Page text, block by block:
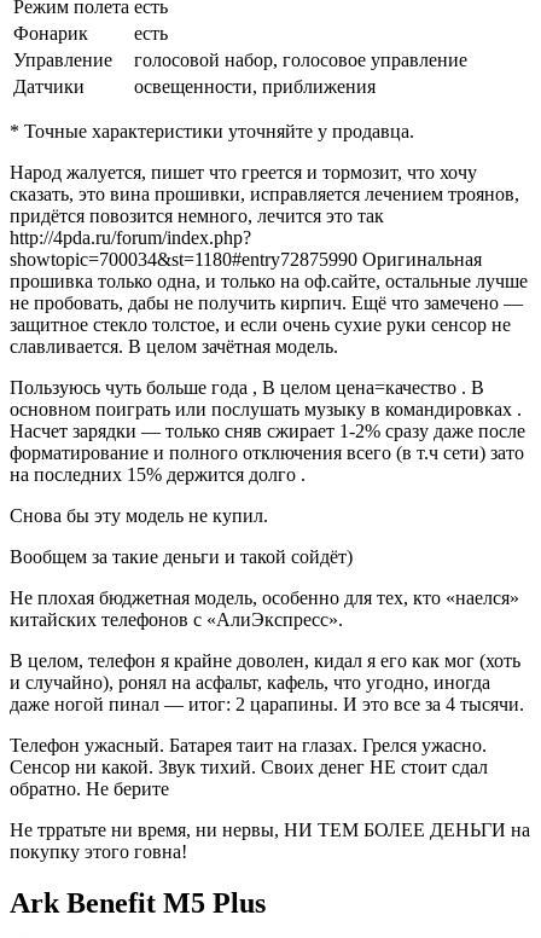
Режим полета есть
Фонарик
есть
Управление
голосовой набор, голосовое управление
Датчики
освещенности, приближения
* Точные характеристики уточняйте у продавца.
Народ жалуется, пишет что греется и тормозит, что хочу
сказать, это вина прошивки, исправляется лечением троянов,
придётся повозится немного, лечится это так
http://4pda.ru/forum/index.php?
showtopic=700034&st=1180#entry72875990 Оригинальная
прошивка только одна, и только на оф.сайте, остальные лучше
не пробовать, дабы не получить кирпич. Ещё что замечено —
защитное стекло толстое, и если очень сухие руки сенсор не
славливается. В целом зачётная модель.
Пользуюсь чуть больше года , В целом цена=качество . В
основном поиграть или послушать музыку в командировках .
Насчет зарядки — только сняв сжирает 1-2% сразу даже после
форматирование и полного отключения всего (в т.ч сети) зато
на последних 15% держится долго .
Снова бы эту модель не купил.
Вообщем за такие деньги и такой сойдёт)
Не плохая бюджетная модель, особенно для тех, кто «наелся»
китайских телефонов с «АлиЭкспресс».
В целом, телефон я крайне доволен, кидал я его как мог (хоть
и случайно), ронял на асфальт, кафель, что угодно, иногда
даже ногой пинал — итог: 2 царапины. И это все за 4 тысячи.
Телефон ужасный. Батарея таит на глазах. Грелся ужасно.
Сенсор ни какой. Звук тихий. Своих денег НЕ стоит сдал
обратно. Не берите
Не трратьте ни время, ни нервы, НИ ТЕМ БОЛЕЕ ДЕНЬГИ на
покупку этого говна!
Ark Benefit M5 Plus